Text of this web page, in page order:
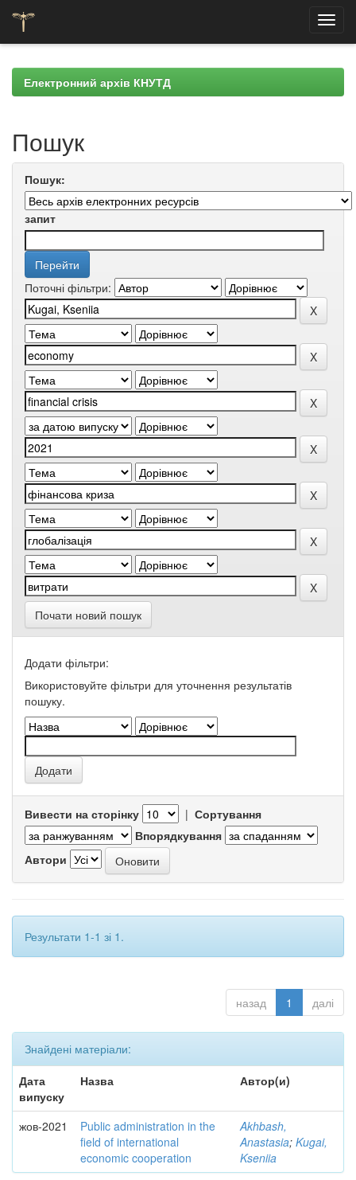
navigationЕлектронний архів КНУТД
Пошук
Пошук:
запит
Поточні фільтри:
Почати новий пошук
Додати фільтри:
Використовуйте фільтри для уточнення результатів
пошуку.
Вивести на сторінку | Сортування
Впорядкування
Автори
Результати 1-1 зі 1.
назад 1 далі
Знайдені матеріали:
Дата
випуску
Назва Автор(и)
жов-2021
Public administration in the
field of international
economic cooperation
Akhbash,
Anastasia; Kugai,
Kseniia